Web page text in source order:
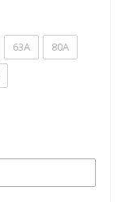
63А
80А